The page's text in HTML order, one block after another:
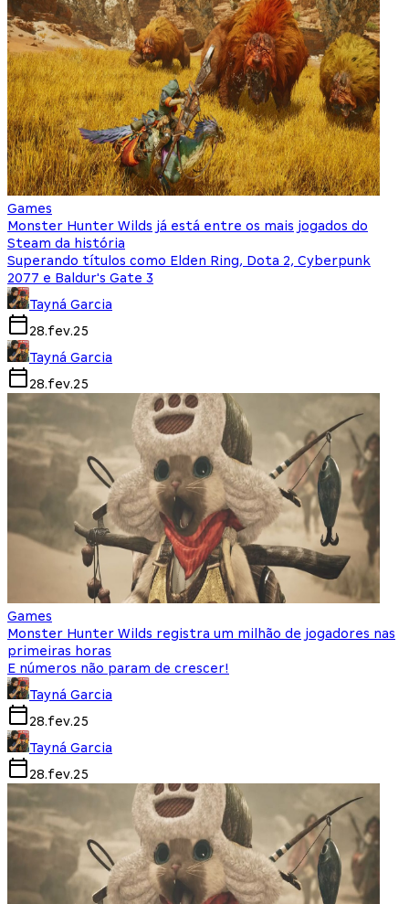
Games
Monster Hunter Wilds já está entre os mais jogados do
Steam da história
Superando títulos como Elden Ring, Dota 2, Cyberpunk
2077 e Baldur's Gate 3
Tayná Garcia
28.fev.25
Tayná Garcia
28.fev.25
Games
Monster Hunter Wilds registra um milhão de jogadores nas
primeiras horas
E números não param de crescer!
Tayná Garcia
28.fev.25
Tayná Garcia
28.fev.25